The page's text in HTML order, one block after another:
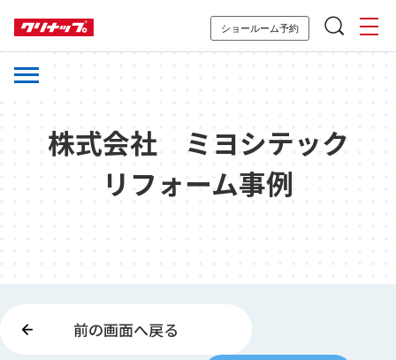
ショールーム予約
株式会社 ミヨシテック
リフォーム事例
前の画面へ戻る